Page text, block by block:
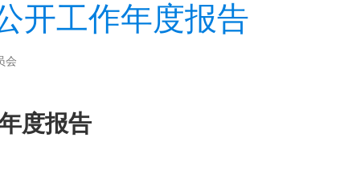
开工作年度报告
会
度报告